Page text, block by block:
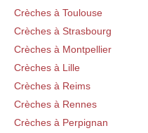
Crèches à Toulouse
Crèches à Strasbourg
Crèches à Montpellier
Crèches à Lille
Crèches à Reims
Crèches à Rennes
Crèches à Perpignan